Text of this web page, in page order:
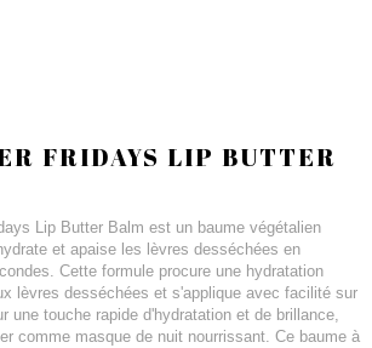
FRIDAYS LIP BUTTER
Lip Butter Balm est un baume végétalien
et apaise les lèvres desséchées en
Cette formule procure une hydratation
lèvres desséchées et s'applique avec facilité sur
une touche rapide d'hydratation et de brillance,
comme masque de nuit nourrissant. Ce baume à